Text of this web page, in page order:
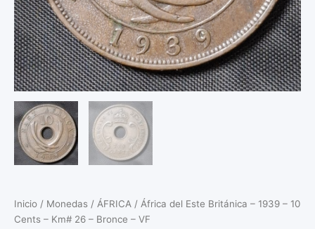
Inicio / Monedas / ÁFRICA / África del Este Británica – 1939 – 10
Cents – Km# 26 – Bronce – VF